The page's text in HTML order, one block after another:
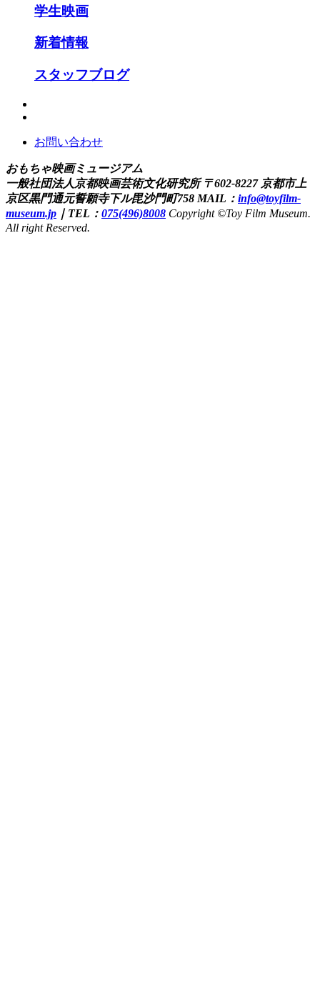
学生映画
新着情報
スタッフブログ
お問い合わせ
おもちゃ映画ミュージアム
一般社団法人京都映画芸術文化研究所 〒602-8227 京都市上
京区黒門通元誓願寺下ル毘沙門町758 MAIL： info@toyfilm-
museum.jp ｜ TEL： 075(496)8008 Copyright ©Toy Film Museum.
All right Reserved.